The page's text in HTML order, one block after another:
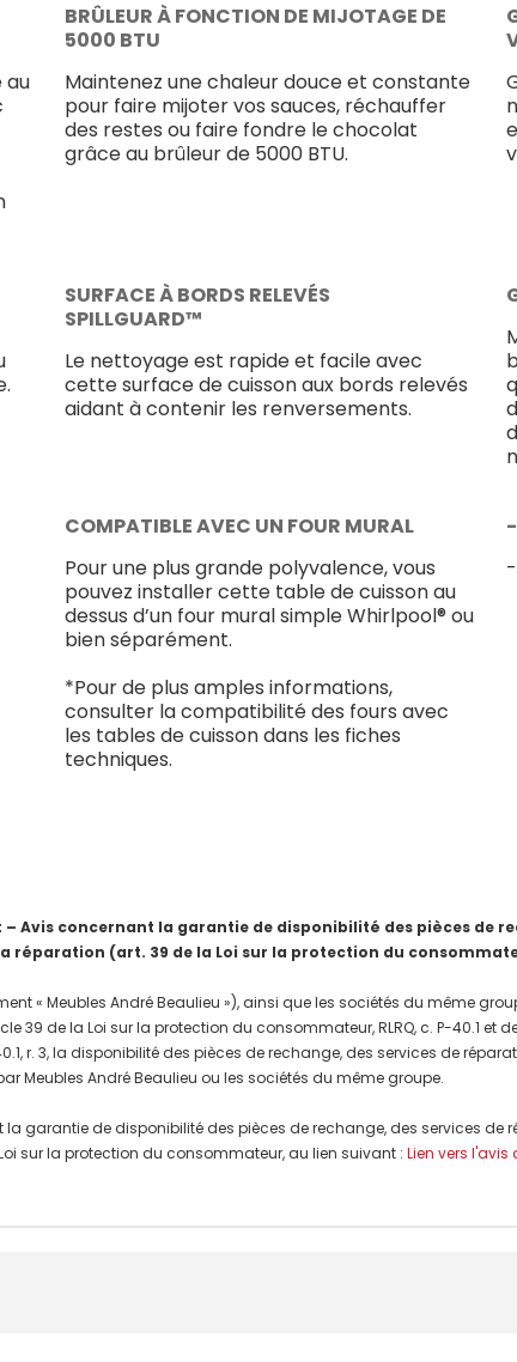
au
BRÛLEUR À FONCTION DE MIJOTAGE DE
5000 BTU
Maintenez une chaleur douce et constante
pour faire mijoter vos sauces, réchauffer
des restes ou faire fondre le chocolat
grâce au brûleur de 5000 BTU.
SURFACE À BORDS RELEVÉS
SPILLGUARD™
Le nettoyage est rapide et facile avec
cette surface de cuisson aux bords relevés
aidant à contenir les renversements.
COMPATIBLE AVEC UN FOUR MURAL
Pour une plus grande polyvalence, vous
pouvez installer cette table de cuisson au
dessus d’un four mural simple Whirlpool® ou
bien séparément.
*Pour de plus amples informations,
consulter la compatibilité des fours avec
les tables de cuisson dans les fiches
techniques.
-
-
Avis concernant la garantie de disponibilité des pièces de
réparation (art. 39 de la Loi sur la protection du
« Meubles André Beaulieu »), ainsi que les sociétés du même
39 de la Loi sur la protection du consommateur, RLRQ, c. P-40.1 et
r. 3, la disponibilité des pièces de rechange, des services de
Meubles André Beaulieu ou les sociétés du même groupe.
garantie de disponibilité des pièces de rechange, des services de
sur la protection du consommateur, au lien suivant : Lien vers